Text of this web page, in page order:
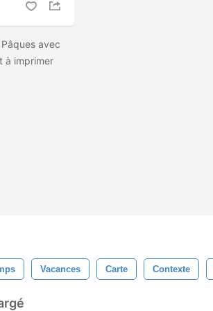
avec
à imprimer
Vacances Carte Contexte